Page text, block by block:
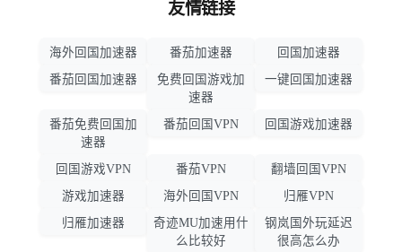
友情链接
海外回国加速器 番茄加速器
回国加速器
番茄回国加速器
免费回国游戏加
速器
一键回国加速器
番茄免费回国加
速器
番茄回国VPN 回国游戏加速器
回国游戏VPN 番茄VPN
翻墙回国VPN
游戏加速器
海外回国VPN
归雁VPN
归雁加速器
奇迹MU加速用什
么比较好
钢岚国外玩延迟
很高怎么办